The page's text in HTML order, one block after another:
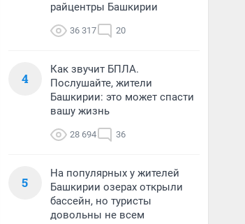
райцентры Башкирии
36 317 20
4
Как звучит БПЛА.
Послушайте, жители
Башкирии: это может спасти
вашу жизнь
28 694 36
5
На популярных у жителей
Башкирии озерах открыли
бассейн, но туристы
довольны не всем